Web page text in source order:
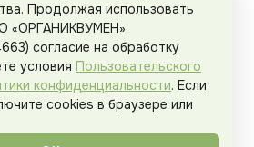
соглашение
. Все права защищены.
Продолжая использовать
«ОРГАНИКВУМЕН»
согласие на обработку
условия Пользовательского
конфиденциальности. Если
cookies в браузере или